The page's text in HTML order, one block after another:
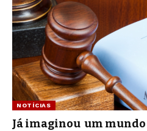
NOTÍCIAS
Já imaginou um